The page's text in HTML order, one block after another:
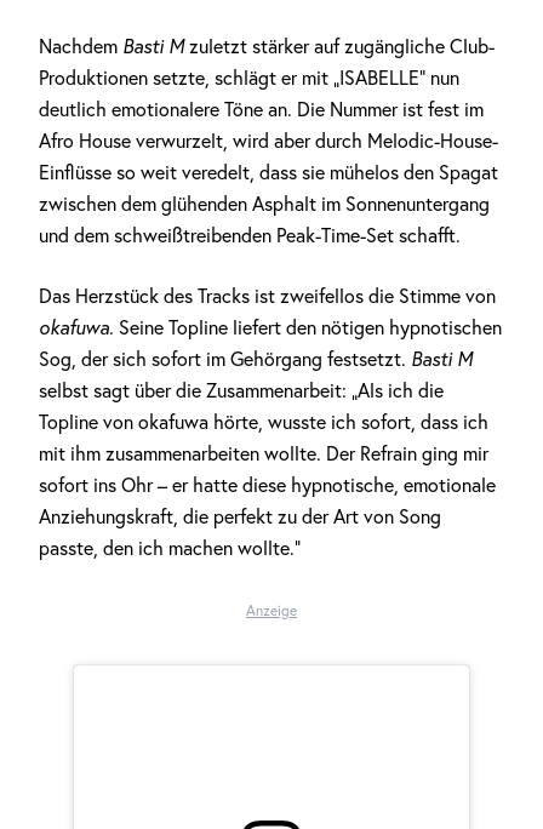
Nachdem Basti Mzuletzt stärker auf zugängliche Club-
Produktionen setzte, schlägt er mit „ISABELLE“ nun
deutlich emotionalere Töne an. Die Nummer ist fest im
Afro House verwurzelt, wird aber durch Melodic-House-
Einflüsse so weit veredelt, dass sie mühelos den Spagat
zwischen dem glühenden Asphalt im Sonnenuntergang
und dem schweißtreibenden Peak-Time-Set schafft.
Das Herzstück des Tracks ist zweifellos die Stimme von
okafuwa. Seine Topline liefert den nötigen hypnotischen
Sog, der sich sofort im Gehörgang festsetzt. Basti M
selbst sagt über die Zusammenarbeit: „Als ich die
Topline von okafuwa hörte, wusste ich sofort, dass ich
mit ihm zusammenarbeiten wollte. Der Refrain ging mir
sofort ins Ohr – er hatte diese hypnotische, emotionale
Anziehungskraft, die perfekt zu der Art von Song
passte, den ich machen wollte.“
Anzeige